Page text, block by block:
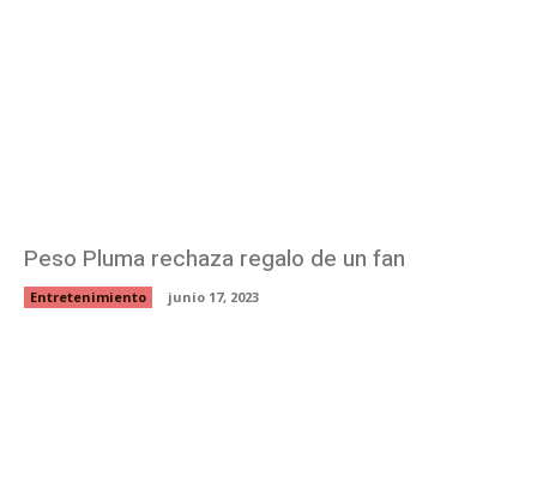
Peso Pluma rechaza regalo de un fan
Entretenimiento junio 17, 2023